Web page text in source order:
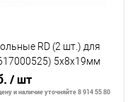
RD (2 шт.) для
5х8х19мм
404-304
/ шт
и наличие уточняйте 8 914 55 80